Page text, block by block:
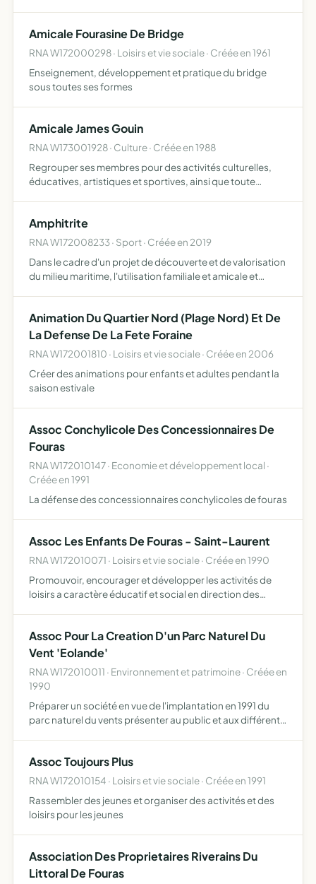
Amicale Fourasine De Bridge
RNA W172000298 · Loisirs et vie sociale · Créée en 1961
Enseignement, développement et pratique du bridge
sous toutes ses formes
Amicale James Gouin
RNA W173001928 · Culture · Créée en 1988
Regrouper ses membres pour des activités culturelles,
éducatives, artistiques et sportives, ainsi que toute
Amphitrite
RNA W172008233 · Sport · Créée en 2019
Dans le cadre d'un projet de découverte et de valorisation
du milieu maritime, l'utilisation familiale et amicale et
Animation Du Quartier Nord (Plage Nord) Et De
La Defense De La Fete Foraine
RNA W172001810 · Loisirs et vie sociale · Créée en 2006
Créer des animations pour enfants et adultes pendant la
saison estivale
Assoc Conchylicole Des Concessionnaires De
Fouras
RNA W172010147 · Economie et développement local ·
Créée en 1991
La défense des concessionnaires conchylicoles de fouras
Assoc Les Enfants De Fouras - Saint-Laurent
RNA W172010071 · Loisirs et vie sociale · Créée en 1990
Promouvoir, encourager et développer les activités de
loisirs a caractère éducatif et social en direction des
Assoc Pour La Creation D'un Parc Naturel Du
Vent 'Eolande'
RNA W172010011 · Environnement et patrimoine · Créée en
1990
Préparer un société en vue de l'implantation en 1991 du
parc naturel du vents présenter au public et aux différents
Assoc Toujours Plus
RNA W172010154 · Loisirs et vie sociale · Créée en 1991
Rassembler des jeunes et organiser des activités et des
loisirs pour les jeunes
Association Des Proprietaires Riverains Du
Littoral De Fouras